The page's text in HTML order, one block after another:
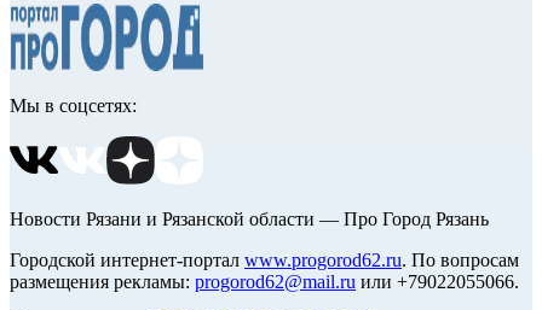
Мы в соцсетях:
Новости Рязани и Рязанской области — Про Город Рязань
Городской интернет-портал www.progorod62.ru. По вопросам
размещения рекламы: progorod62@mail.ru или +79022055066.